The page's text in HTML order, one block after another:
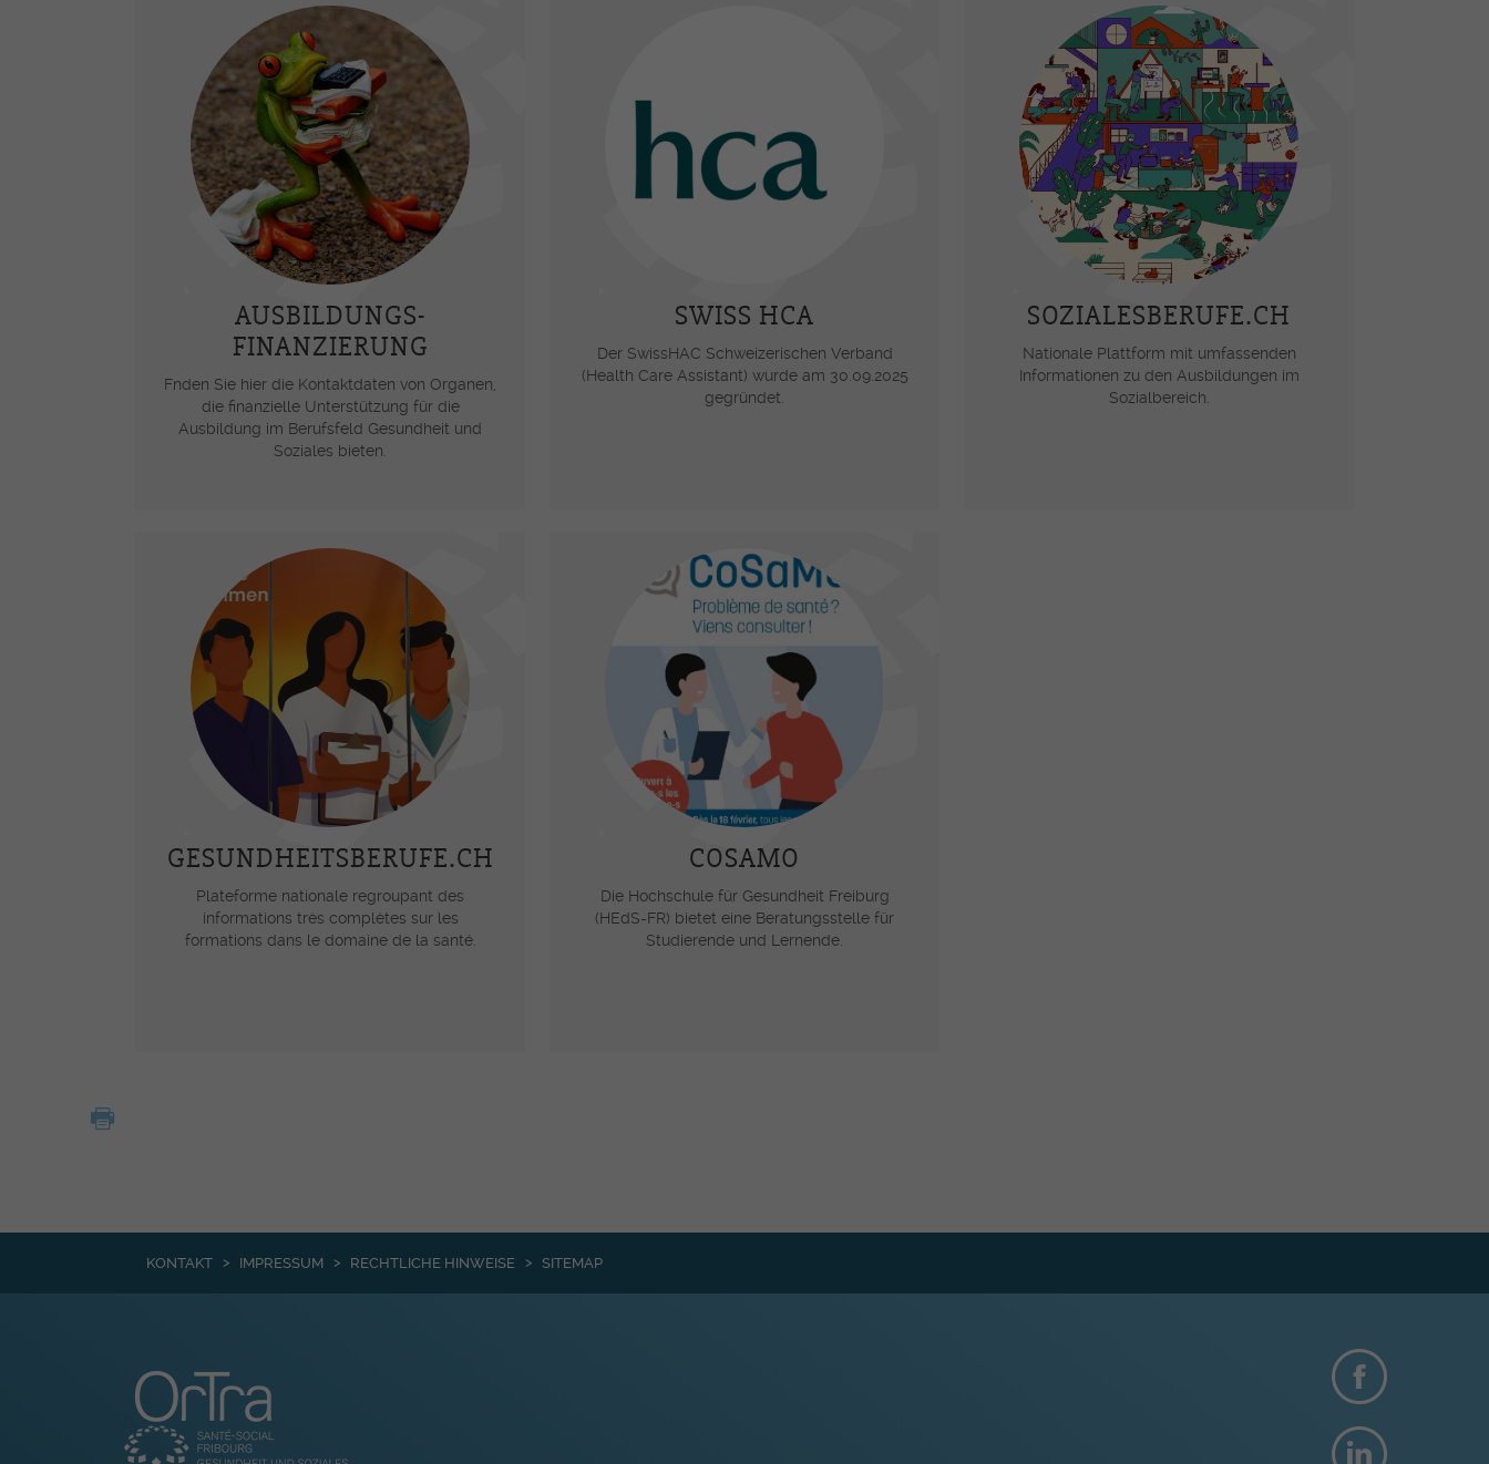
AUSBILDUNGS-
FINANZIERUNG
Fnden Sie hier die Kontaktdaten von Organen,
die finanzielle Unterstützung für die
Ausbildung im Berufsfeld Gesundheit und
Soziales bieten.
SWISS HCA
Der SwissHAC Schweizerischen Verband
(Health Care Assistant) wurde am 30.09.2025
gegründet.
SOZIALESBERUFE.CH
Nationale Plattform mit umfassenden
Informationen zu den Ausbildungen im
Sozialbereich.
GESUNDHEITSBERUFE.CH
Plateforme nationale regroupant des
informations très complètes sur les
formations dans le domaine de la santé.
COSAMO
Die Hochschule für Gesundheit Freiburg
(HEdS-FR) bietet eine Beratungsstelle für
Studierende und Lernende.
KONTAKT IMPRESSUM RECHTLICHE HINWEISE SITEMAP